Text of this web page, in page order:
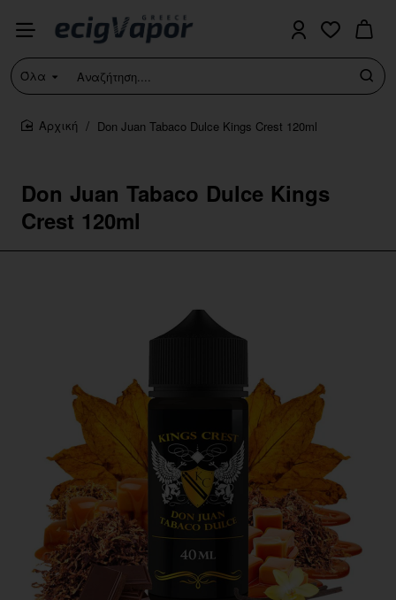
Όλα
Αναζήτηση....
Don Juan Tabaco Dulce Kings
Crest 120ml
home
Don Juan Tabaco Dulce Kings Crest 120ml